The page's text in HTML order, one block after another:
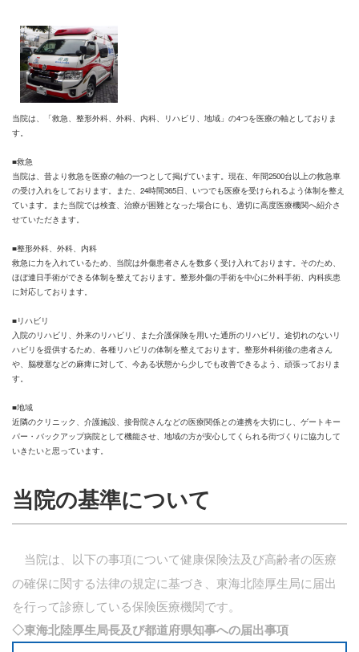
当院は、「救急、整形外科、外科、内科、リハビリ、地域」の4つを医療の軸としておりま
す。
■救急
当院は、昔より救急を医療の軸の一つとして掲げています。現在、年間2500台以上の救急車
の受け入れをしております。また、24時間365日、いつでも医療を受けられるよう体制を整え
ています。また当院では検査、治療が困難となった場合にも、適切に高度医療機関へ紹介さ
せていただきます。
■整形外科、外科、内科
救急に力を入れているため、当院は外傷患者さんを数多く受け入れております。そのため、
ほぼ連日手術ができる体制を整えております。整形外傷の手術を中心に外科手術、内科疾患
に対応しております。
■リハビリ
入院のリハビリ、外来のリハビリ、また介護保険を用いた通所のリハビリ。途切れのないリ
ハビリを提供するため、各種リハビリの体制を整えております。整形外科術後の患者さん
や、脳梗塞などの麻痺に対して、今ある状態から少しでも改善できるよう、頑張っておりま
す。
■地域
近隣のクリニック、介護施設、接骨院さんなどの医療関係との連携を大切にし、ゲートキー
パー・バックアップ病院として機能させ、地域の方が安心してくられる街づくりに協力して
いきたいと思っています。
当院の基準について
当院は、以下の事項について健康保険法及び高齢者の医療
の確保に関する法律の規定に基づき、東海北陸厚生局に届出
を行って診療している保険医療機関です。
◇東海北陸厚生局長及び都道府県知事への届出事項